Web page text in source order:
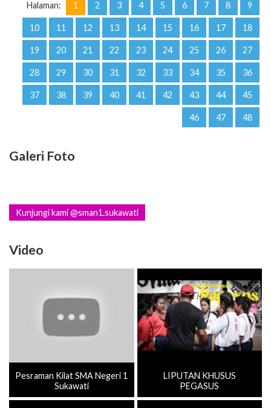
Halaman: 1 2 3 4 5 6 7 8 9
10 11 12 13 14 15 16 17 18
19 20 21 22 23 24 25 26 27
28 29 30 31 32 33 34 35 36
37 38 39 40 41 42 43 44 45
46 47 48
Galeri Foto
Kunjungi kami @sman1.sukawati
Video
Pesraman Kilat SMA Negeri 1
Sukawati
LIPUTAN KHUSUS
PEGASUS